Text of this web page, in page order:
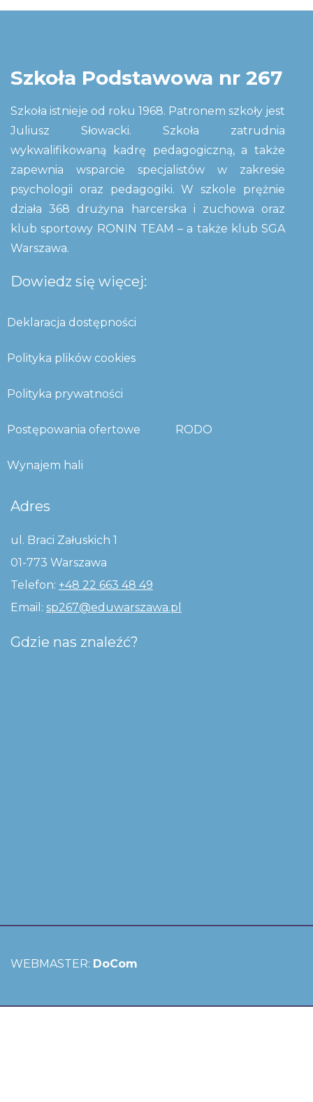
Szkoła Podstawowa nr 267
Szkoła istnieje od roku 1968. Patronem szkoły jest
Juliusz Słowacki. Szkoła zatrudnia
wykwalifikowaną kadrę pedagogiczną, a także
zapewnia wsparcie specjalistów w zakresie
psychologii oraz pedagogiki. W szkole prężnie
działa 368 drużyna harcerska i zuchowa oraz
klub sportowy RONIN TEAM – a także klub SGA
Warszawa.
Dowiedz się więcej:
Deklaracja dostępności
Polityka plików cookies
Polityka prywatności
Postępowania ofertowe RODO
Wynajem hali
Adres
ul. Braci Załuskich 1
01-773 Warszawa
Telefon: +48 22 663 48 49
Email: sp267@eduwarszawa.pl
Gdzie nas znaleźć?
WEBMASTER: DoCom